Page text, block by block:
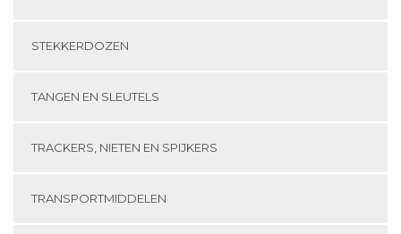
STEKKERDOZEN
TANGEN EN SLEUTELS
TRACKERS, NIETEN EN SPIJKERS
TRANSPORTMIDDELEN